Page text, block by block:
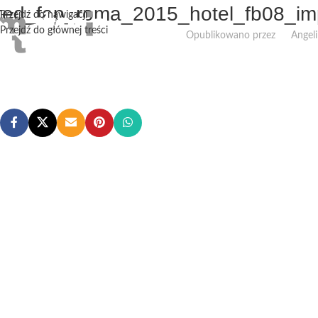
Przejdź do nawigacji
Przejdź do głównej treści
Opublikowano przez